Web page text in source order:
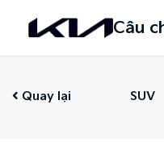
Câu
Quay lại SUV